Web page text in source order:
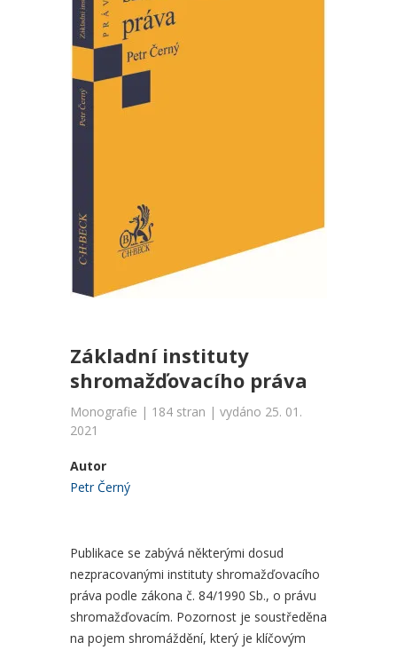
Základní instituty
shromažďovacího práva
Monografie | 184 stran | vydáno 25. 01.
2021
Autor
Petr Černý
Publikace se zabývá některými dosud
nezpracovanými instituty shromažďovacího
práva podle zákona č. 84/1990 Sb., o právu
shromažďovacím. Pozornost je soustředěna
na pojem shromáždění, který je klíčovým